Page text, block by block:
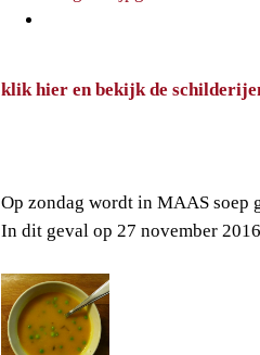
klik hier en bekijk de
Op zondag wordt in MAAS soep
In dit geval op 27 november 2016